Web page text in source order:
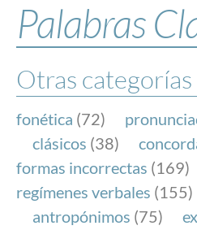
ESPECIALES
NOTICIAS
SOBRE LA
FundéuRAE es una
y la Real Academia
el buen uso del español
Internet.
Palabras
Otras categorías
fonética (72)
clásicos (38)
formas incorrectas (169)
regímenes verbales (155)
antropónimos (75)